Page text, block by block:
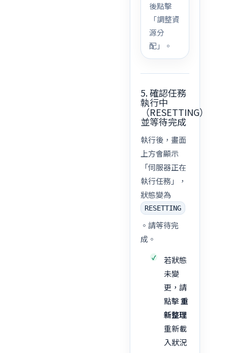
後點擊
「調整資
源分
配」。
5. 確認任務
執行中
（RESETTING）
並等待完成
執行後，畫面
上方會顯示
「伺服器正在
執行任務」，
狀態變為
RESETTING
。請等待完
成。
若狀態
未變
更，請
點擊重
新整理
重新載
入狀況